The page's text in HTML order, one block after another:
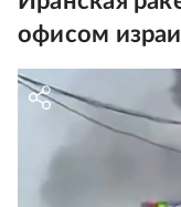
офисом